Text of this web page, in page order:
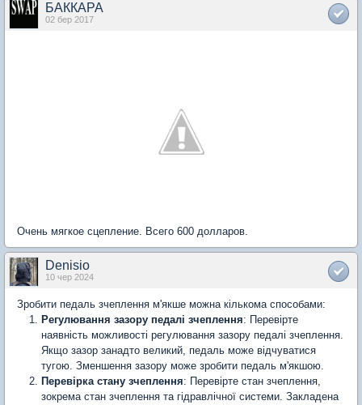
БАККАРА
02 бер 2017
Очень мягкое сцепление. Всего 600 долларов.
Denisio
10 чер 2024
Зробити педаль зчеплення м'якше можна кількома способами:
Регулювання зазору педалі зчеплення: Перевірте
наявність можливості регулювання зазору педалі зчеплення.
Якщо зазор занадто великий, педаль може відчуватися
тугою. Зменшення зазору може зробити педаль м'якшою.
Перевірка стану зчеплення: Перевірте стан зчеплення,
зокрема стан зчеплення та гідравлічної системи. Закладена